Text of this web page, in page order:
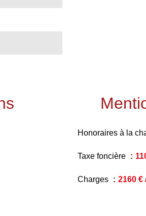
Honoraires à la
Taxe foncière
Charges 2160 €